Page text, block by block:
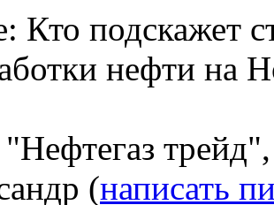
Кто подскажет
нефти на
(написать